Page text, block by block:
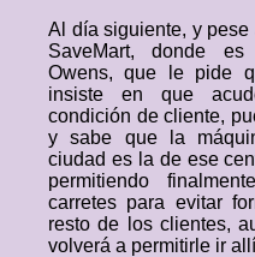
Al día siguiente, y pese
SaveMart, donde
Owens, que le pide
insiste en que
condición de cliente,
y sabe que la
ciudad es la de ese
permitiendo
carretes para evitar
resto de los clientes,
volverá a permitirle ir